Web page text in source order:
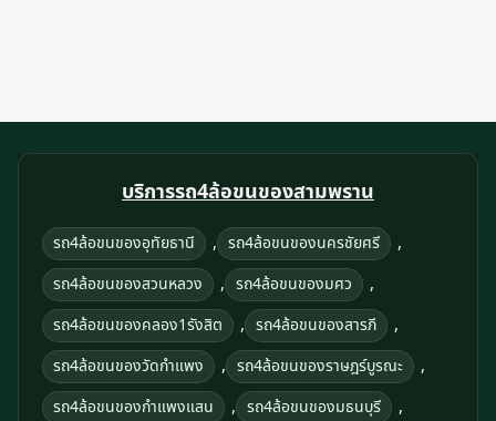
บริการรถ4ล้อขนของสามพราน
รถ4ล้อขนของอุทัยธานี , รถ4ล้อขนของนครชัยศรี ,
รถ4ล้อขนของสวนหลวง , รถ4ล้อขนของมศว ,
รถ4ล้อขนของคลอง1รังสิต , รถ4ล้อขนของสารภี ,
รถ4ล้อขนของวัดกำแพง , รถ4ล้อขนของราษฎร์บูรณะ ,
รถ4ล้อขนของกําแพงแสน , รถ4ล้อขนของมธนบุรี ,